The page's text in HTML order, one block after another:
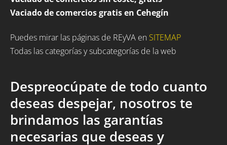
Vaciado de comercios gratis en Cehegín
Puedes mirar las páginas de REyVA en SITEMAP
Todas las categorías y subcategorías de la web
Despreocúpate de todo cuanto
deseas despejar, nosotros te
brindamos las garantías
necesarias que deseas y